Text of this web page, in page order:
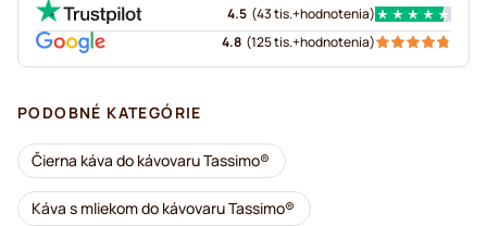
4.5 (43 tis.+hodnotenia)
4.8 (125 tis.+hodnotenia)
PODOBNÉ KATEGÓRIE
Čierna káva do kávovaru Tassimo®
Káva s mliekom do kávovaru Tassimo®